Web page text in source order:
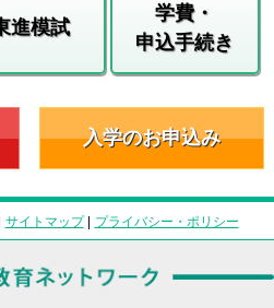
進模試
学費・
申込手続き
入学のお申込み
サイトマップ| プライバシー・ポリシー